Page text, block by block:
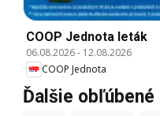
COOP Jednota leták
06.08.2026- 12.08.2026
COOP Jednota
Ďalšie